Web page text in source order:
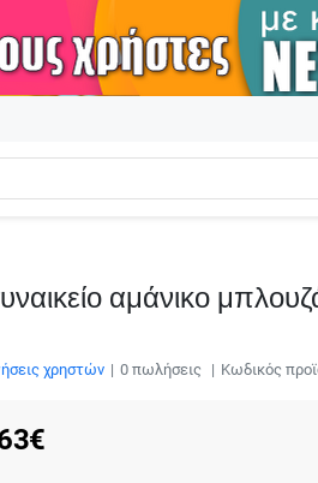
αμάνικο
χρηστών 0πωλήσεις Κωδικός
€